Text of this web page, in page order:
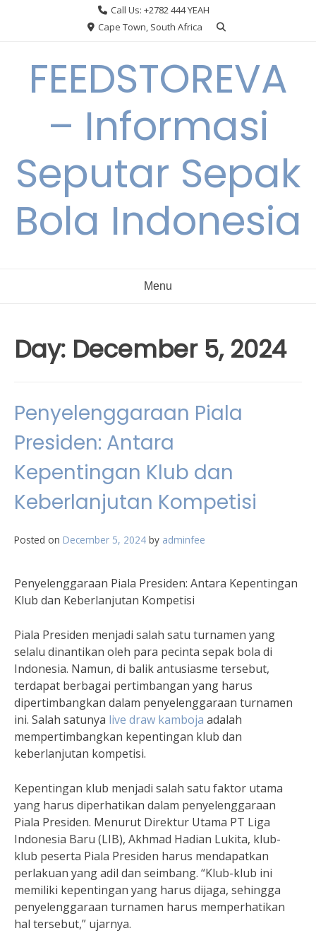
Call Us: +2782 444 YEAH
Cape Town, South Africa
FEEDSTOREVA
– Informasi
Seputar Sepak
Bola Indonesia
Menu
Day: December 5, 2024
Penyelenggaraan Piala
Presiden: Antara
Kepentingan Klub dan
Keberlanjutan Kompetisi
Posted on December 5, 2024 by adminfee
Penyelenggaraan Piala Presiden: Antara Kepentingan
Klub dan Keberlanjutan Kompetisi
Piala Presiden menjadi salah satu turnamen yang
selalu dinantikan oleh para pecinta sepak bola di
Indonesia. Namun, di balik antusiasme tersebut,
terdapat berbagai pertimbangan yang harus
dipertimbangkan dalam penyelenggaraan turnamen
ini. Salah satunya live draw kamboja adalah
mempertimbangkan kepentingan klub dan
keberlanjutan kompetisi.
Kepentingan klub menjadi salah satu faktor utama
yang harus diperhatikan dalam penyelenggaraan
Piala Presiden. Menurut Direktur Utama PT Liga
Indonesia Baru (LIB), Akhmad Hadian Lukita, klub-
klub peserta Piala Presiden harus mendapatkan
perlakuan yang adil dan seimbang. “Klub-klub ini
memiliki kepentingan yang harus dijaga, sehingga
penyelenggaraan turnamen harus memperhatikan
hal tersebut,” ujarnya.